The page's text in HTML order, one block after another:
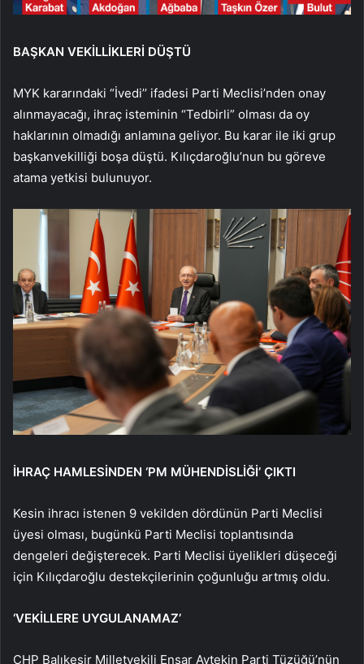
BAŞKAN VEKİLLİKLERİ DÜŞTÜ
MYK kararındaki “İvedi’’ ifadesi Parti Meclisi’nden onay
alınmayacağı, ihraç isteminin “Tedbirli” olması da oy
haklarının olmadığı anlamına geliyor. Bu karar ile iki grup
başkanvekilliği boşa düştü. Kılıçdaroğlu’nun bu göreve
atama yetkisi bulunuyor.
İHRAÇ HAMLESİNDEN ‘PM MÜHENDİSLİĞİ’ ÇIKTI
Kesin ihracı istenen 9 vekilden dördünün Parti Meclisi
üyesi olması, bugünkü Parti Meclisi toplantısında
dengeleri değişterecek. Parti Meclisi üyelikleri düşeceği
için Kılıçdaroğlu destekçilerinin çoğunluğu artmış oldu.
‘VEKİLLERE UYGULANAMAZ’
CHP Balıkesir Milletvekili Ensar Aytekin Parti Tüzüğü’nün